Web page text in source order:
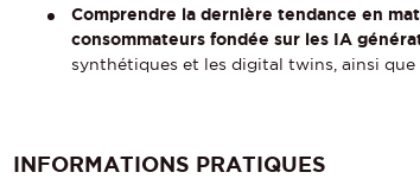
Comprendre la dernière tendance en
consommateurs fondée sur les IA
synthétiques et les digital twins, ainsi que
INFORMATIONS PRATIQUES